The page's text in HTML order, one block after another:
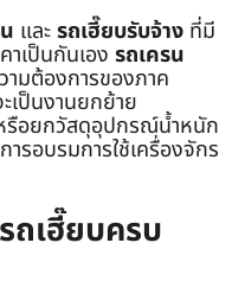
และรถเฮี๊ยบรับจ้าง ที่มี
เป็นกันเอง รถเครน
มต้องการของภาค
เป็นงานยกย้าย
รือยกวัสดุอุปกรณ์น้ำหนัก
รอบรมการใช้เครื่องจักร
ถเฮี๊ยบครบ